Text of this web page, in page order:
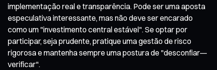
implementação real e transparência. Pode ser uma aposta
especulativa interessante, mas não deve ser encarado
como um "investimento central estável". Se optar por
participar, seja prudente, pratique uma gestão de risco
rigorosa e mantenha sempre uma postura de "desconfiar—
verificar".